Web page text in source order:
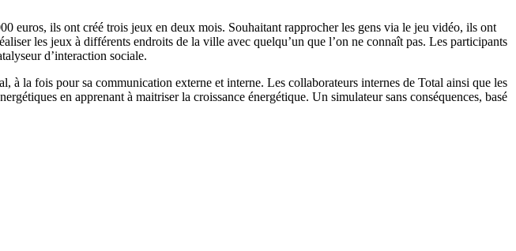
euros, ils ont créé trois jeux en deux mois. Souhaitant rapprocher les gens via le jeu vidéo, ils ont
les jeux à différents endroits de la ville avec quelqu’un que l’on ne connaît pas. Les participants
d’interaction sociale.
à la fois pour sa communication externe et interne. Les collaborateurs internes de Total ainsi que les
en apprenant à maitriser la croissance énergétique. Un simulateur sans conséquences, basé